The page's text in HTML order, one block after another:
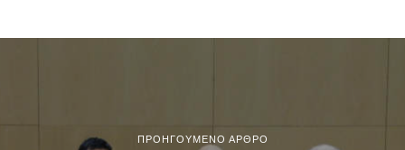
ΠΡΟΗΓΟΎΜΕΝΟ ΆΡΘΡΟ